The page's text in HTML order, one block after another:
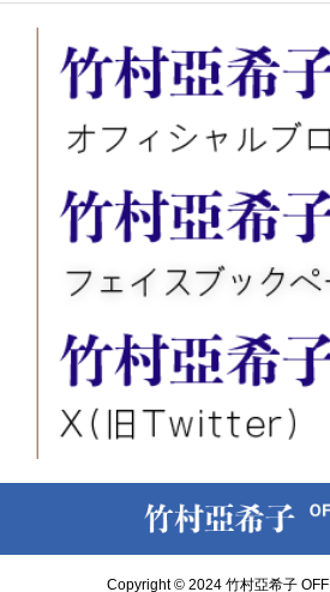
Copyright © 2024 竹村亞希子